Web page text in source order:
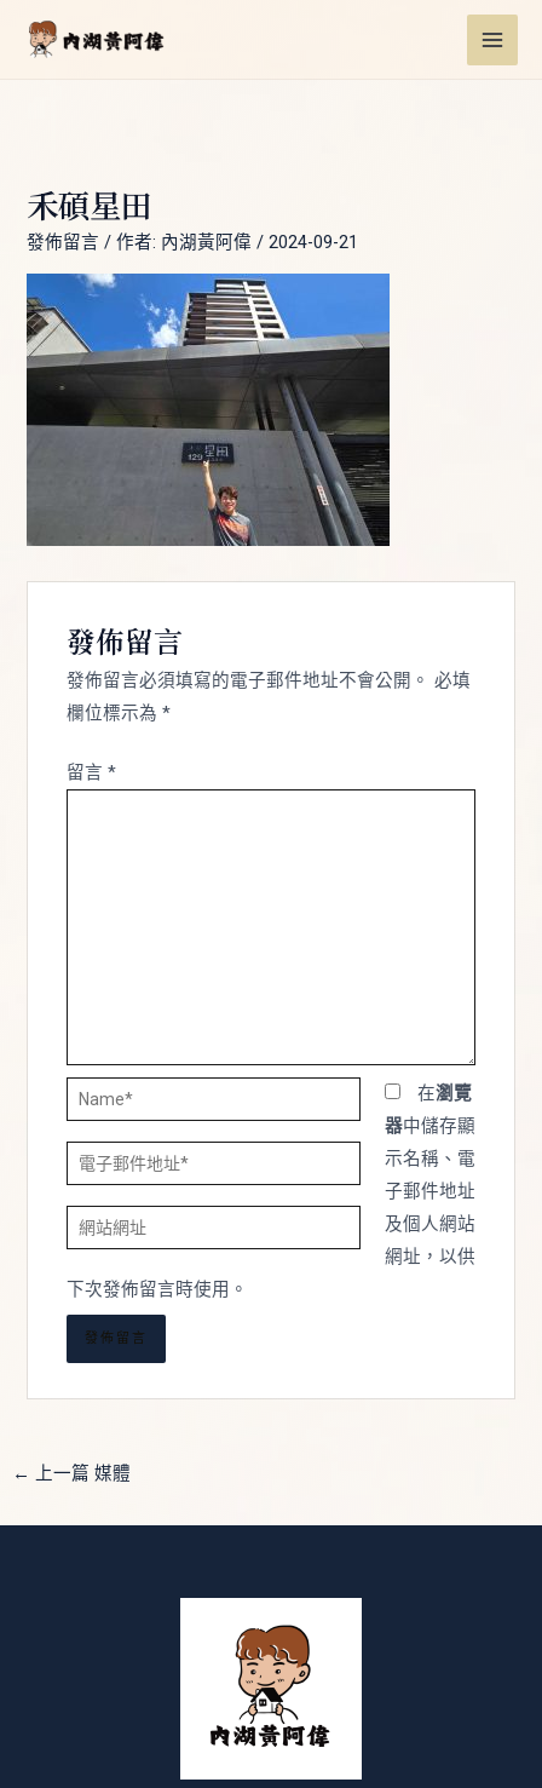
禾碩星田
發佈留言 / 作者: 內湖黃阿偉/2024-09-21
發佈留言
發佈留言必須填寫的電子郵件地址不會公開。 必填
欄位標示為 *
留言 *
Name*
電
子
郵
件
地
址
網
站
網
址
在瀏覽
器中儲存顯
示名稱、電
子郵件地址
及個人網站
網址，以供
下次發佈留言時使用。
navigation
← 上一篇 媒體